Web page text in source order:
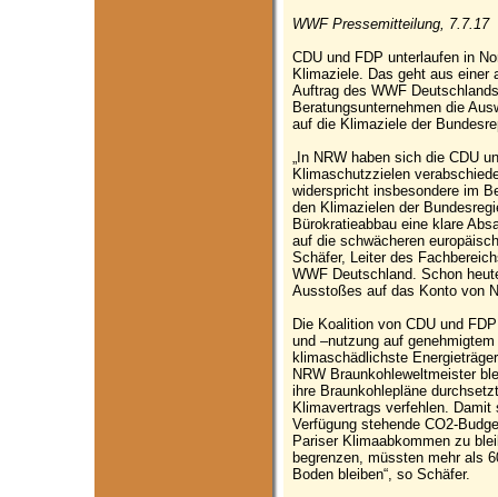
WWF Pressemitteilung, 7.7.17
CDU und FDP unterlaufen in
Klimaziele. Das geht aus einer
Auftrag des WWF
Beratungsunternehmen die
auf die Klimaziele der
„In NRW haben sich die CDU
Klimaschutzzielen
widerspricht insbesondere im
den Klimazielen der
Bürokratieabbau eine klare
auf die schwächeren
Schäfer, Leiter des
WWF Deutschland. Schon
Ausstoßes auf das Konto von
Die Koalition von CDU und
und –nutzung auf
klimaschädlichste
NRW Braunkohleweltmeister
ihre Braunkohlepläne
Klimavertrags verfehlen.
Verfügung stehende CO2-
Pariser Klimaabkommen zu
begrenzen, müssten mehr als
Boden bleiben“, so Schäfer.